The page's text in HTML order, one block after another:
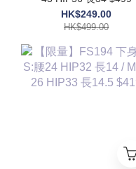
HK$249.00
HK$499.00